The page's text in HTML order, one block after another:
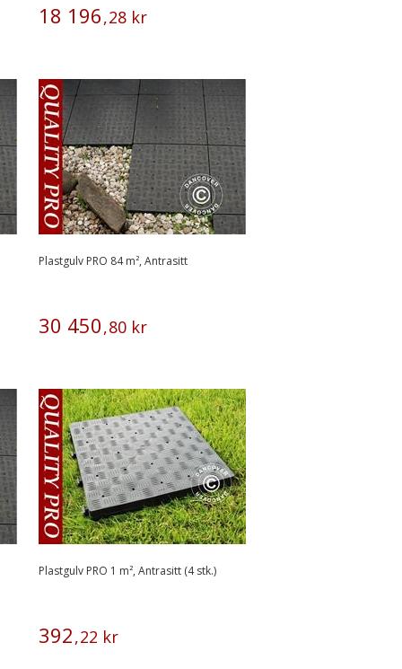
18 196,28 kr
Plastgulv PRO 84 m², Antrasitt
30 450,80 kr
Plastgulv PRO 1 m², Antrasitt (4 stk.)
392,22 kr